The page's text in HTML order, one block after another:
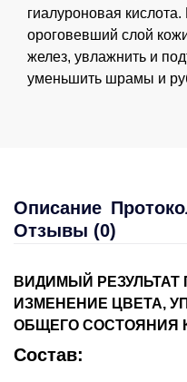
гиалуроновая
ороговевший слой
желез, увлажнить и
уменьшить шрамы и
Описание
Отзывы (0)
ВИДИМЫЙ
ИЗМЕНЕНИЕ ЦВЕТА,
ОБЩЕГО СОСТОЯНИЯ
Состав: